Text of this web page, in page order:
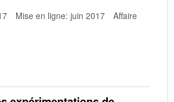
Mise en ligne: juin 2017
Affaire